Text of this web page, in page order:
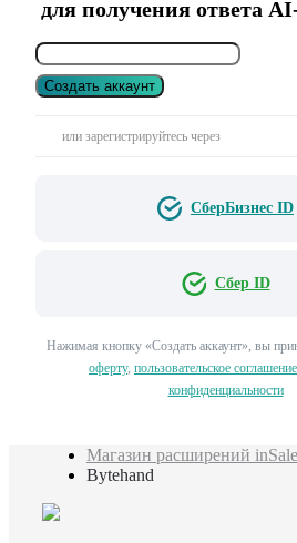
для получения ответа
Создать аккаунт
или зарегистрируйтесь через
СберБизнес ID
Сбер ID
Нажимая кнопку «Создать аккаунт», вы
оферту, пользовательское соглашение
конфиденциальности
Магазин расширений
Bytehand